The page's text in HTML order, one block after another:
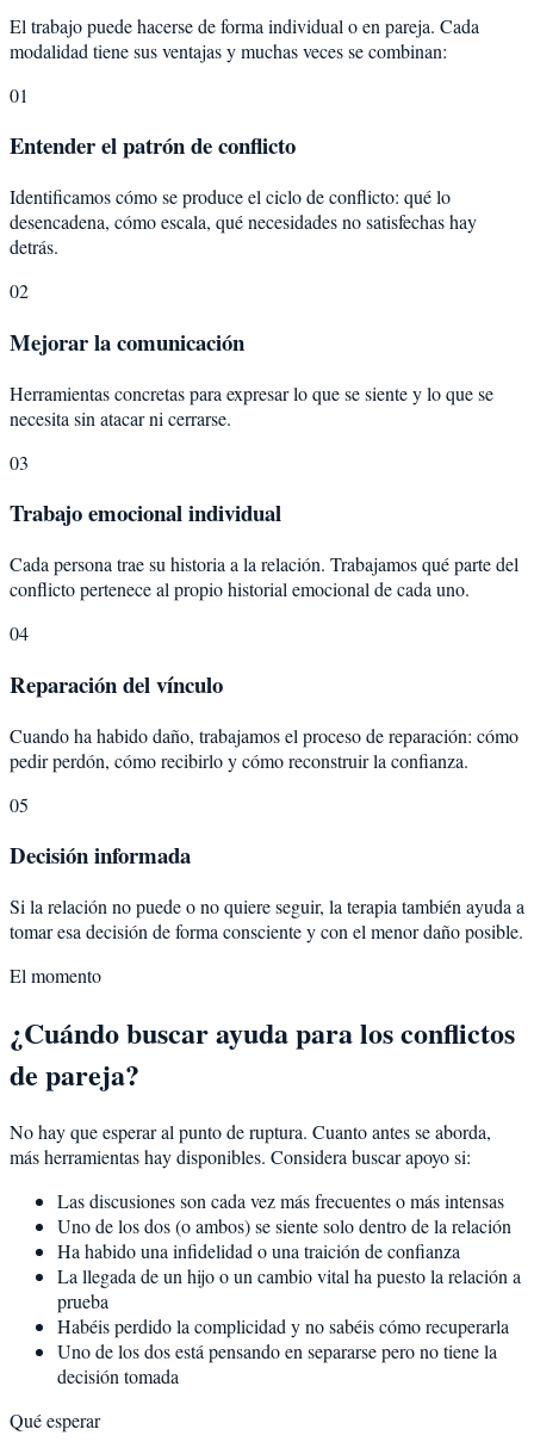
El trabajo puede hacerse de forma individual o en pareja. Cada
modalidad tiene sus ventajas y muchas veces se combinan:
01
Entender el patrón de conflicto
Identificamos cómo se produce el ciclo de conflicto: qué lo
desencadena, cómo escala, qué necesidades no satisfechas hay
detrás.
02
Mejorar la comunicación
Herramientas concretas para expresar lo que se siente y lo que se
necesita sin atacar ni cerrarse.
03
Trabajo emocional individual
Cada persona trae su historia a la relación. Trabajamos qué parte del
conflicto pertenece al propio historial emocional de cada uno.
04
Reparación del vínculo
Cuando ha habido daño, trabajamos el proceso de reparación: cómo
pedir perdón, cómo recibirlo y cómo reconstruir la confianza.
05
Decisión informada
Si la relación no puede o no quiere seguir, la terapia también ayuda a
tomar esa decisión de forma consciente y con el menor daño posible.
El momento
¿Cuándo buscar ayuda para los conflictos
de pareja?
No hay que esperar al punto de ruptura. Cuanto antes se aborda,
más herramientas hay disponibles. Considera buscar apoyo si:
Las discusiones son cada vez más frecuentes o más intensas
Uno de los dos (o ambos) se siente solo dentro de la relación
Ha habido una infidelidad o una traición de confianza
La llegada de un hijo o un cambio vital ha puesto la relación a
prueba
Habéis perdido la complicidad y no sabéis cómo recuperarla
Uno de los dos está pensando en separarse pero no tiene la
decisión tomada
Qué esperar